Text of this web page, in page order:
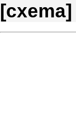
[cxema]